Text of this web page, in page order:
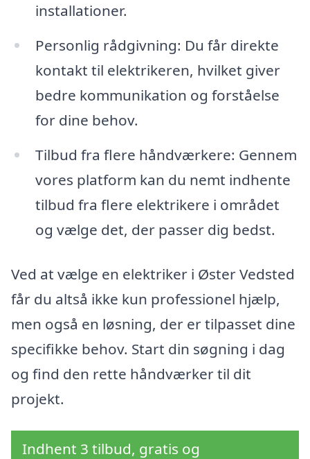
installationer.
Personlig rådgivning: Du får direkte
kontakt til elektrikeren, hvilket giver
bedre kommunikation og forståelse
for dine behov.
Tilbud fra flere håndværkere: Gennem
vores platform kan du nemt indhente
tilbud fra flere elektrikere i området
og vælge det, der passer dig bedst.
Ved at vælge en elektriker i Øster Vedsted
får du altså ikke kun professionel hjælp,
men også en løsning, der er tilpasset dine
specifikke behov. Start din søgning i dag
og find den rette håndværker til dit
projekt.
Indhent 3 tilbud, gratis og